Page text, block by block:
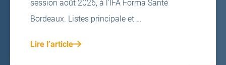
session août 2026, à l'IFA Forma Santé
Bordeaux. Listes principale et …
Lire l’article